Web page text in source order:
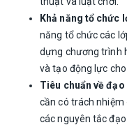
Khả năng tổ chức
năng tổ chức các
dựng chương trình
và tạo động lực cho
Tiêu chuẩn về
cần có trách nhiệm
các nguyên tắc